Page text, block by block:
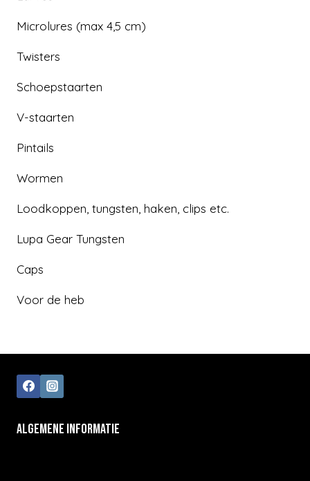
Microlures (max 4,5 cm)
Twisters
Schoepstaarten
V-staarten
Pintails
Wormen
Loodkoppen, tungsten, haken, clips etc.
Lupa Gear Tungsten
Caps
Voor de heb
ALGEMENE INFORMATIE